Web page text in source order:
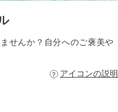
せんか？自分へのご褒美や
アイコンの説明